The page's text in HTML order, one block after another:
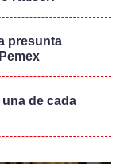
presunta
de cada